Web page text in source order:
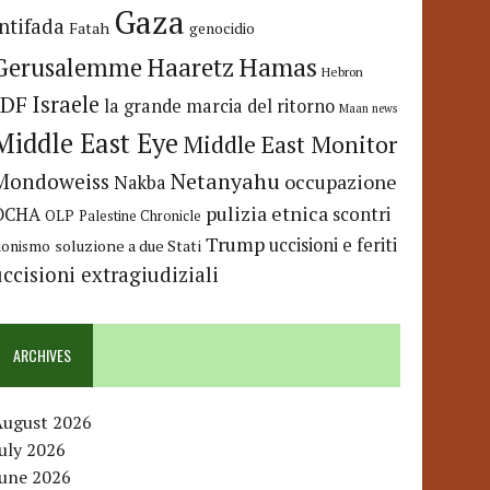
Fatah Gaza genocidio
HaaretzHamas Hebron
Israele la grande marcia del ritorno Maan news
East Eye Middle East Monitor
Nakba Netanyahu occupazione
OLP Palestine Chronicle pulizia etnica scontri
soluzione a due Stati Trumpuccisioni e feriti
extragiudiziali
ARCHIVES
2026
2026
2026